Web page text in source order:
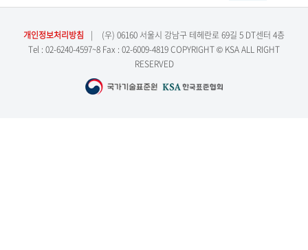
개인정보처리방침 |
(우) 06160 서울시 강남구 테헤란로 69길 5 DT센터 4층
Tel : 02-6240-4597~8 Fax : 02-6009-4819 COPYRIGHT © KSA ALL RIGHT
RESERVED